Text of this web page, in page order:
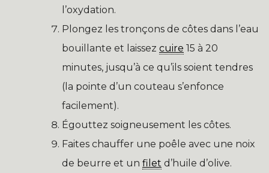
l’oxydation.
Plongez les tronçons de côtes dans l’eau
bouillante et laissez cuire 15 à 20
minutes, jusqu’à ce qu’ils soient tendres
(la pointe d’un couteau s’enfonce
facilement).
Égouttez soigneusement les côtes.
Faites chauffer une poêle avec une noix
de beurre et un filet d’huile d’olive.